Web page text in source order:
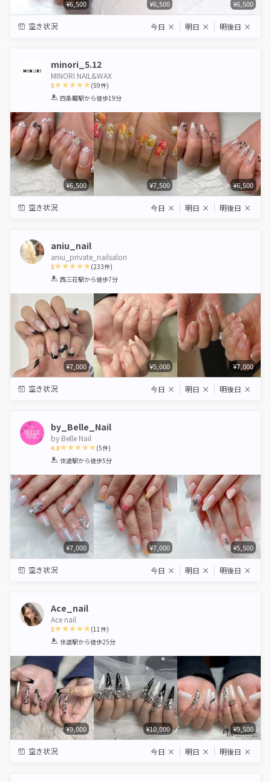
¥6,500 ¥6,500 ¥6,500
空き状況 今日 × 明日 × 明後日 ×
minori_5.12
MINORI NAIL&WAX
5
1 2 3 4 5
(59件)
四条畷駅から徒歩19分
¥6,500 ¥7,500 ¥6,500
空き状況 今日 × 明日 × 明後日 ×
aniu_nail
aniu_private_nailsalon
5
1 2 3 4 5
(233件)
西三荘駅から徒歩7分
¥7,000 ¥5,000 ¥7,000
空き状況 今日 × 明日 × 明後日 ×
by_Belle_Nail
by Belle Nail
4.8
1 2 3 4 5
(5件)
住道駅から徒歩5分
¥7,000 ¥7,000 ¥5,500
空き状況 今日 × 明日 × 明後日 ×
Ace_nail
Ace nail
5
1 2 3 4 5
(11件)
住道駅から徒歩25分
¥9,000 ¥10,000 ¥9,500
空き状況 今日 × 明日 × 明後日 ×